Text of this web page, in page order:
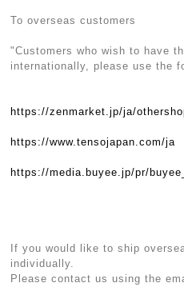
To overseas customers
"Customers who wish to have
internationally, please use the
https://zenmarket.jp/ja/
https://www.tensojapan.com/ja
https://media.buyee.jp/pr/
If you would like to ship
individually.
Please contact us using the